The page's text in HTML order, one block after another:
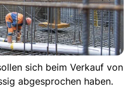
sich beim Verkauf von
abgesprochen haben.